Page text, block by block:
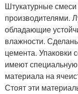
Штукатурные
производителями.
обладающие
влажности.
цемента. Упаковки
имеют
материала на
Стоят эти